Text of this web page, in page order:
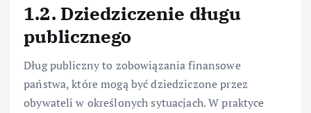
1.2. Dziedziczenie długu
publicznego
Dług publiczny to zobowiązania finansowe
państwa, które mogą być dziedziczone przez
obywateli w określonych sytuacjach. W praktyce